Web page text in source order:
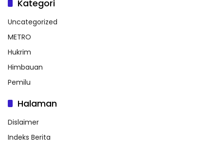
Kategori
Uncategorized
METRO
Hukrim
Himbauan
Pemilu
Halaman
Dislaimer
Indeks Berita